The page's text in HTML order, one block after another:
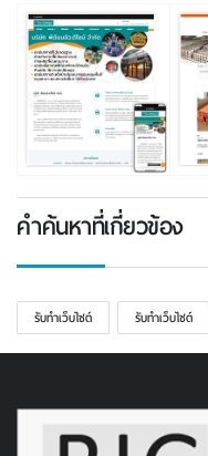
คำค้นหาที่เกี่ยวข้อง
รับทําเว็บไซต์ รับทําเว็บไซต์